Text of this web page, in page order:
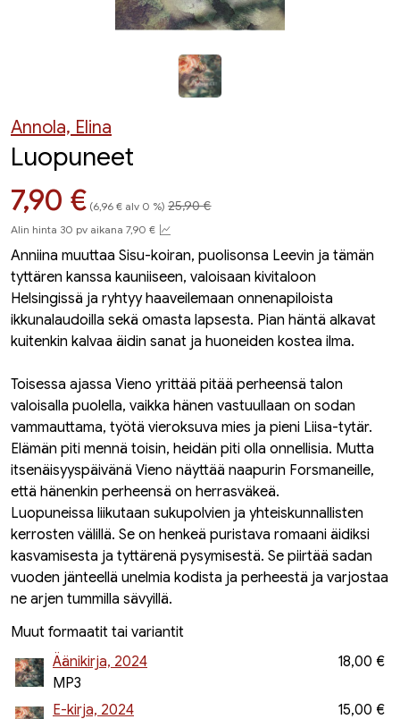
Annola, Elina
Luopuneet
Hinta nyt
7,90 € (6,96 € alv 0 %) 25,90 €
Alin hinta 30 pv aikana 7,90 €
Anniina muuttaa Sisu-koiran, puolisonsa Leevin ja tämän
tyttären kanssa kauniiseen, valoisaan kivitaloon
Helsingissä ja ryhtyy haaveilemaan onnenapiloista
ikkunalaudoilla sekä omasta lapsesta. Pian häntä alkavat
kuitenkin kalvaa äidin sanat ja huoneiden kostea ilma.
Toisessa ajassa Vieno yrittää pitää perheensä talon
valoisalla puolella, vaikka hänen vastuullaan on sodan
vammauttama, työtä vieroksuva mies ja pieni Liisa-tytär.
Elämän piti mennä toisin, heidän piti olla onnellisia. Mutta
itsenäisyyspäivänä Vieno näyttää naapurin Forsmaneille,
että hänenkin perheensä on herrasväkeä.
Luopuneissa liikutaan sukupolvien ja yhteiskunnallisten
kerrosten välillä. Se on henkeä puristava romaani äidiksi
kasvamisesta ja tyttärenä pysymisestä. Se piirtää sadan
vuoden jänteellä unelmia kodista ja perheestä ja varjostaa
ne arjen tummilla sävyillä.
Muut formaatit tai variantit
Äänikirja, 2024
MP3
18,00 €
E-kirja, 2024
15,00 €